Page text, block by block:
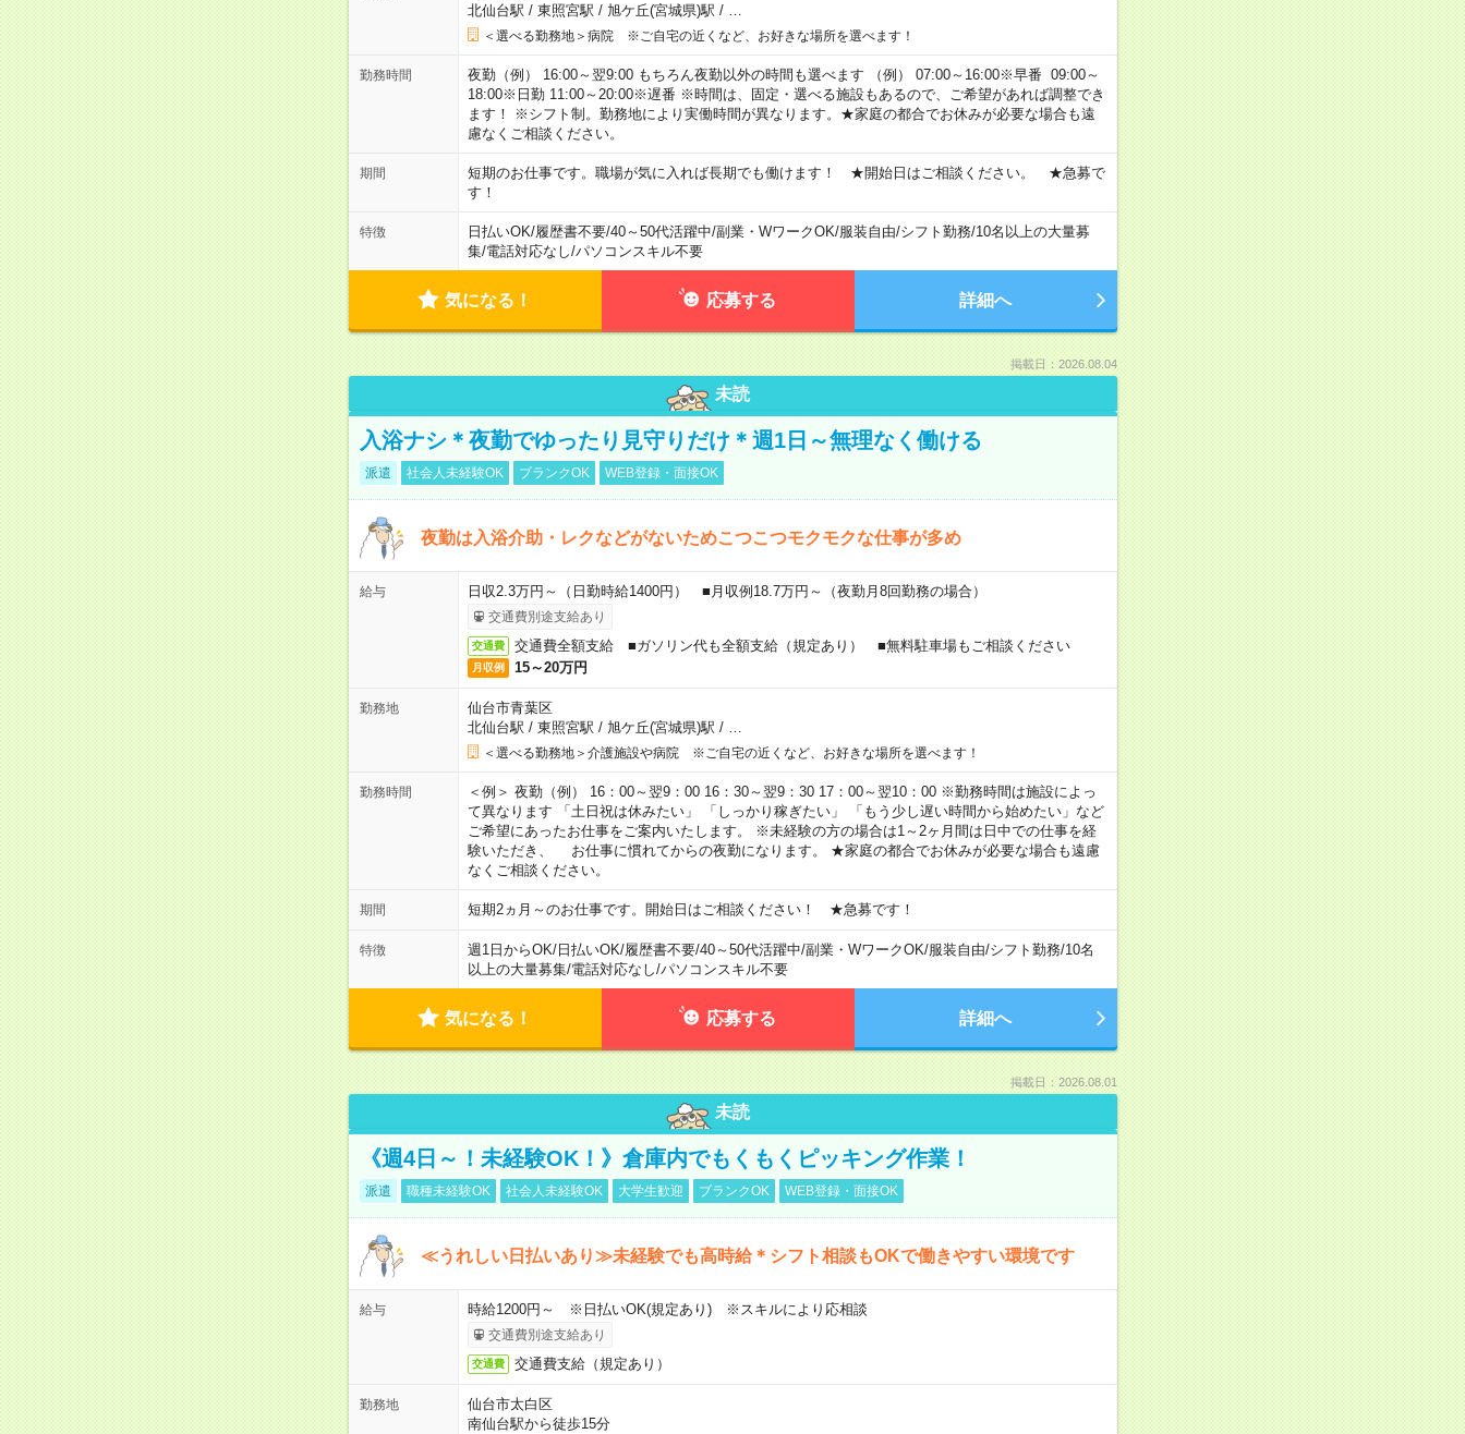
北仙台駅 / 東照宮駅 / 旭ケ丘(宮城県)駅 /
＜選べる勤務地＞病院 ※ご自宅の近くなど、お好きな場所を選べます！
勤務時間
夜勤（例） 16:00～翌9:00 もちろん夜勤以外の時間も選べます （例） 07:00～16:00※早番 09:00～
18:00※日勤 11:00～20:00※遅番 ※時間は、固定・選べる施設もあるので、ご希望があれば調整でき
ます！ ※シフト制。勤務地により実働時間が異なります。★家庭の都合でお休みが必要な場合も遠
慮なくご相談ください。
期間
短期のお仕事です。職場が気に入れば長期でも働けます！ ★開始日はご相談ください。 ★急募で
す！
特徴 日払いOK/履歴書不要/40～50代活躍中/副業・WワークOK/服装自由/シフト勤務/10名以上の大量募
集/電話対応なし/パソコンスキル不要
気になる！ 応募する 詳細へ
掲載日：2026.08.04
未読
入浴ナシ＊夜勤でゆったり見守りだけ＊週1日～無理なく働ける
派遣 社会人未経験OK ブランクOK WEB登録・面接OK
夜勤は入浴介助・レクなどがないためこつこつモクモクな仕事が多め
給与 日収2.3万円～（日勤時給1400円） ■月収例18.7万円～（夜勤月8回勤務の場合）
交通費別途支給あり
交通費 交通費全額支給 ■ガソリン代も全額支給（規定あり） ■無料駐車場もご相談ください
月収例 15～20万円
勤務地
仙台市青葉区
北仙台駅 / 東照宮駅 / 旭ケ丘(宮城県)駅 /
＜選べる勤務地＞介護施設や病院 ※ご自宅の近くなど、お好きな場所を選べます！
勤務時間
＜例＞ 夜勤（例） 16：00～翌9：00 16：30～翌9：30 17：00～翌10：00 ※勤務時間は施設によっ
て異なります 「土日祝は休みたい」 「しっかり稼ぎたい」 「もう少し遅い時間から始めたい」など
ご希望にあったお仕事をご案内いたします。 ※未経験の方の場合は1～2ヶ月間は日中での仕事を経
験いただき、 お仕事に慣れてからの夜勤になります。 ★家庭の都合でお休みが必要な場合も遠慮
なくご相談ください。
期間 短期2ヵ月～のお仕事です。開始日はご相談ください！ ★急募です！
特徴 週1日からOK/日払いOK/履歴書不要/40～50代活躍中/副業・WワークOK/服装自由/シフト勤務/10名
以上の大量募集/電話対応なし/パソコンスキル不要
気になる！ 応募する 詳細へ
掲載日：2026.08.01
未読
《週4日～！未経験OK！》倉庫内でもくもくピッキング作業！
派遣 職種未経験OK 社会人未経験OK 大学生歓迎 ブランクOK WEB登録・面接OK
≪うれしい日払いあり≫未経験でも高時給＊シフト相談もOKで働きやすい環境です
給与 時給1200円～ ※日払いOK(規定あり) ※スキルにより応相談
交通費別途支給あり
交通費 交通費支給（規定あり）
勤務地
仙台市太白区
南仙台駅から徒歩15分